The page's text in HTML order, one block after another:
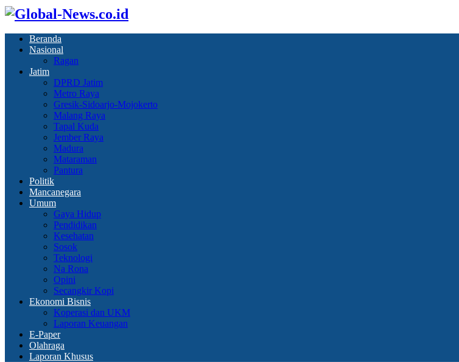
Beranda
Nasional
Ragan
Jatim
DPRD Jatim
Metro Raya
Gresik-Sidoarjo-Mojokerto
Malang Raya
Tapal Kuda
Jember Raya
Madura
Mataraman
Pantura
Politik
Mancanegara
Umum
Gaya Hidup
Pendidikan
Kesehatan
Sosok
Teknologi
Na Rona
Opini
Secangkir Kopi
Ekonomi Bisnis
Koperasi dan UKM
Laporan Keuangan
E-Paper
Olahraga
Laporan Khusus